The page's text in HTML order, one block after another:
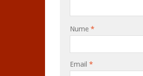
Nume *
Email *